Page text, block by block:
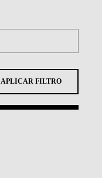
APLICAR FILTRO